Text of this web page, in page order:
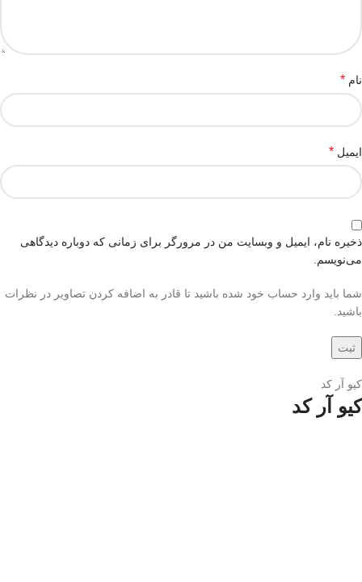
نام *
ایمیل *
ذخیره نام، ایمیل و وبسایت من در مرورگر برای زمانی که دوباره دیدگاهی
می‌نویسم.
شما باید وارد حساب خود شده باشید تا قادر به اضافه کردن تصاویر در نظرات
باشید.
کیو آر کد
کیو آر کد